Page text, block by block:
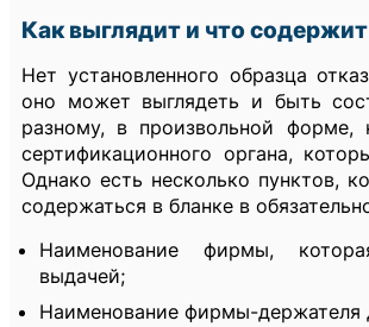
Как выглядит и что
Нет установленного образца
оно может выглядеть и быть
разному, в произвольной форме,
сертификационного органа,
Однако есть несколько пунктов,
содержаться в бланке в
Наименование фирмы,
выдачей;
Наименование фирмы-держателя